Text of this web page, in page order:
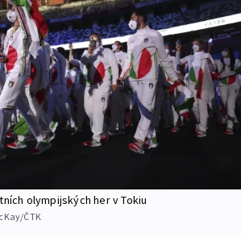
olympijských her v Tokiu
ČTK